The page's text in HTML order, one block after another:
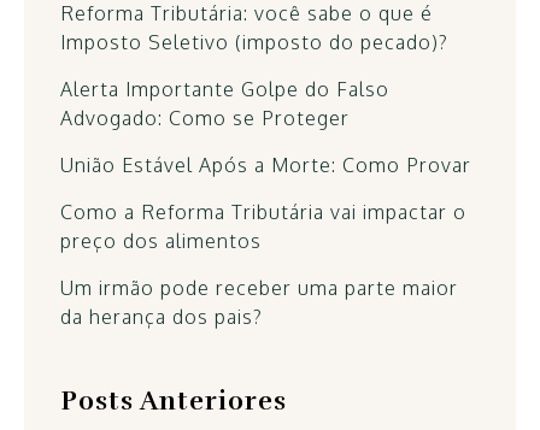
Reforma Tributária: você sabe o que é
Imposto Seletivo (imposto do pecado)?
Alerta Importante Golpe do Falso
Advogado: Como se Proteger
União Estável Após a Morte: Como Provar
Como a Reforma Tributária vai impactar o
preço dos alimentos
Um irmão pode receber uma parte maior
da herança dos pais?
Posts Anteriores